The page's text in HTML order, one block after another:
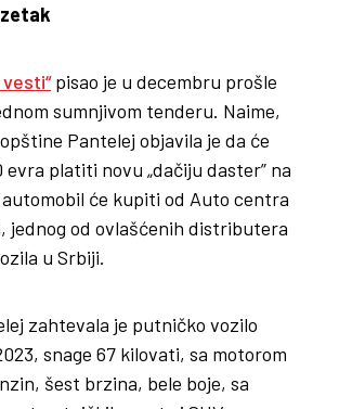
pisao je u decembru prošle
sumnjivom tenderu. Naime,
Pantelej objavila je da će
evra platiti novu „dačiju daster” na
automobil će kupiti od Auto centra
jednog od ovlašćenih distributera
u Srbiji.
zahtevala je putničko vozilo
snage 67 kilovati, sa motorom
šest brzina, bele boje, sa